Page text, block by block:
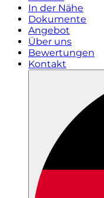
In der Nähe
Dokumente
Angebot
Über uns
Bewertungen
Kontakt